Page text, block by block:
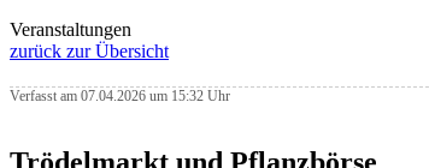
Veranstaltungen
zurück zur Übersicht
Verfasst am 07.04.2026 um 15:32 Uhr